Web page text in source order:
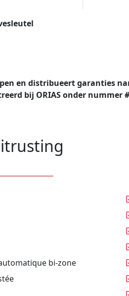
en distribueert garanties
bij ORIAS onder nummer
bi-zone